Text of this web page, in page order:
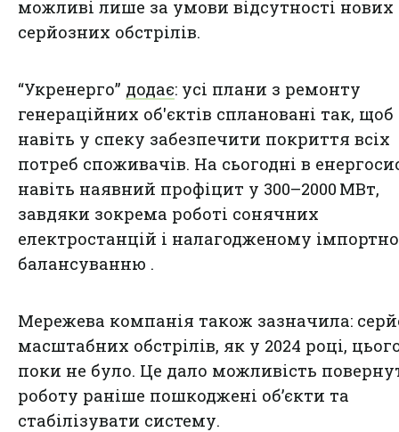
можливі лише за умови відсутності нових
серйозних обстрілів.
“Укренерго” додає: усі плани з ремонту
генераційних об'єктів сплановані так, щоб
навіть у спеку забезпечити покриття всіх
потреб споживачів. На сьогодні в
навіть наявний профіцит у 300–2000 МВт,
завдяки зокрема роботі сонячних
електростанцій і налагодженому
балансуванню .
Мережева компанія також зазначила:
масштабних обстрілів, як у 2024 році,
поки не було. Це дало можливість
роботу раніше пошкоджені об’єкти та
стабілізувати систему.